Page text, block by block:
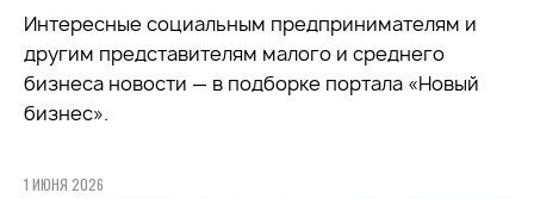
Интересные социальным предпринимателям и
другим представителям малого и среднего
бизнеса новости — в подборке портала «Новый
бизнес».
1 ИЮНЯ 2026